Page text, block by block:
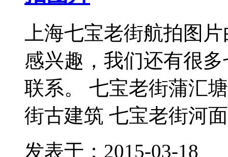
上海七宝老街航拍图
感兴趣，我们还有很
联系。 七宝老街蒲汇
街古建筑 七宝老街河
发表于：2015-03-